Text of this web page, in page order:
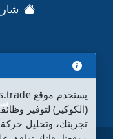
شارع
(الكوكيز) لتوفير
تجربتك، وتحليل حركة